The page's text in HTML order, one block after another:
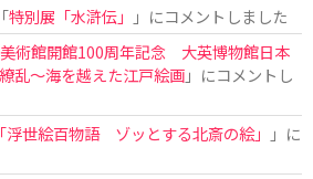
特別展「水滸伝」
」にコメントしました
術館開館100周年記念 大英博物館日本
乱～海を越えた江戸絵画」にコメントし
浮世絵百物語 ゾッとする北斎の絵」
」に